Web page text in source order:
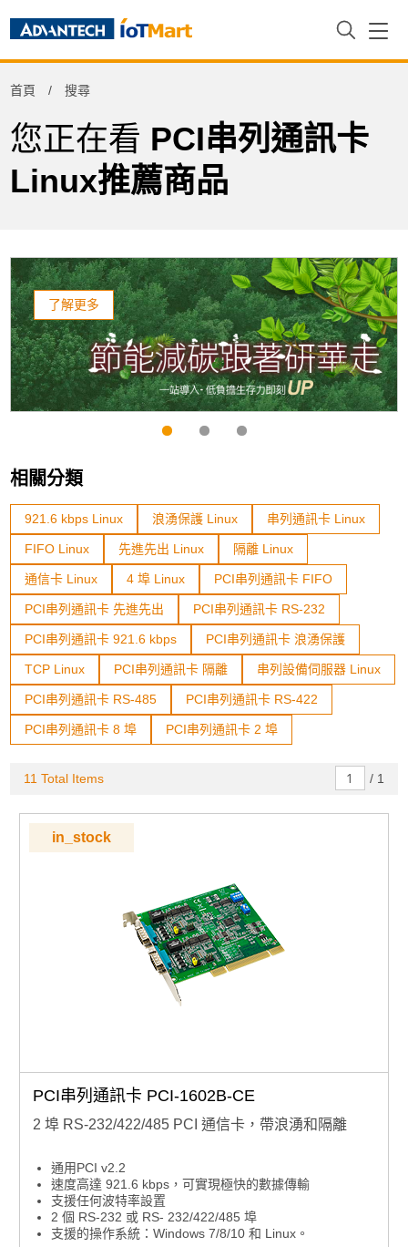
首頁 搜尋
您正在看 PCI串列通訊卡
Linux推薦商品
了解更多
Product Tag
相關分類
921.6 kbps Linux 浪湧保護 Linux 串列通訊卡 Linux
FIFO Linux 先進先出 Linux 隔離 Linux
通信卡 Linux 4 埠 Linux PCI串列通訊卡 FIFO
PCI串列通訊卡 先進先出 PCI串列通訊卡 RS-232
PCI串列通訊卡 921.6 kbps PCI串列通訊卡 浪湧保護
TCP Linux PCI串列通訊卡 隔離 串列設備伺服器 Linux
PCI串列通訊卡 RS-485 PCI串列通訊卡 RS-422
PCI串列通訊卡 8 埠 PCI串列通訊卡 2 埠
11 Total Items / 1
in_stock
PCI串列通訊卡 PCI-1602B-CE
2 埠 RS-232/422/485 PCI 通信卡，帶浪湧和隔離
通用PCI v2.2
速度高達 921.6 kbps，可實現極快的數據傳輸
支援任何波特率設置
2 個 RS-232 或 RS- 232/422/485 埠
支援的操作系統：Windows 7/8/10 和 Linux。